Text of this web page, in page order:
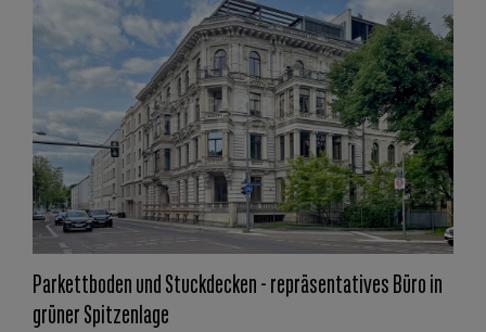
Parkettboden und Stuckdecken - repräsentatives Büro in
grüner Spitzenlage